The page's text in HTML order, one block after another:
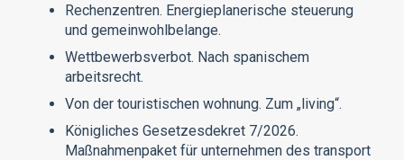
Rechenzentren. Energieplanerische steuerung
und gemeinwohlbelange.
Wettbewerbsverbot. Nach spanischem
arbeitsrecht.
Von der touristischen wohnung. Zum „living“.
Königliches Gesetzesdekret 7/2026.
Maßnahmenpaket für unternehmen des transport